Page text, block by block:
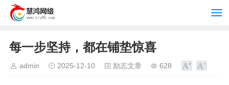
每一步坚持，都在铺垫惊喜
admin 2025-12-10 励志文章 628